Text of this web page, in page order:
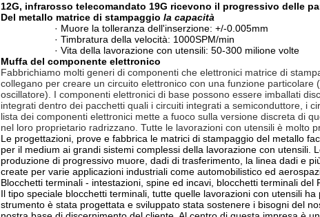
12G, infrarosso telecomandato 19G ricevono il progressivo delle
Del metallo matrice di stampaggio la capacità
· Muore la tolleranza dell'inserzione: +/-0.005mm
· Timbratura della velocità: 1000SPM/min
· Vita della lavorazione con utensili: 50-300 milione volte
Muffa del componente elettronico
Fabbrichiamo molti generi di componenti che elettronici matrice di
collegano per creare un circuito elettronico con una funzione
oscillatore). I componenti elettronici di base possono essere imballati
integrati dentro dei pacchetti quali i circuiti integrati a semiconduttore, i
lista dei componenti elettronici mette a fuoco sulla versione discreta di
nel loro proprietario radrizzano. Tutte le lavorazioni con utensili è molto
Le progettazioni, prove e fabbrica le matrici di stampaggio del metallo
per il medium ai grandi sistemi complessi della lavorazione con utensili.
produzione di progressivo muore, dadi di trasferimento, la linea dadi e
create per varie applicazioni industriali come automobilistico ed
Blocchetti terminali - intestazioni, spine ed incavi, blocchetti terminali del
Il tipo speciale blocchetti terminali, tutte quelle lavorazioni con utensili
strumento è stata progettata e sviluppato stata sostenere i bisogni del